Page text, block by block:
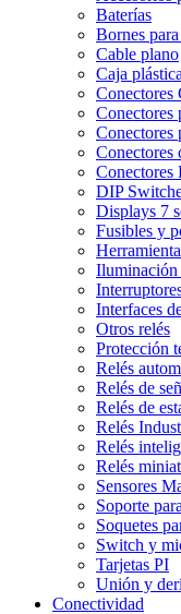
Baterías
Bornes
Cable plano
Caja
Conectores
Conectores
Conectores
Conectores
Conectores
DIP
Displays 7
Fusibles y
Interfaces
Otros relés
Protección
Relés
Relés de
Relés de
Relés
Relés
Relés
Sensores
Soporte
Soquetes
Switch y
Tarjetas PI
Unión y
Conectividad